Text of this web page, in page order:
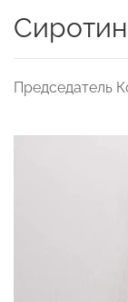
Председатель